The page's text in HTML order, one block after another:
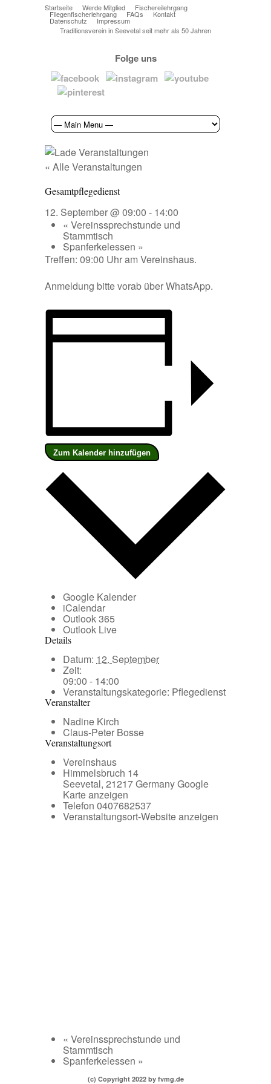
Startseite Werde Mitglied Fischereilehrgang
Fliegenfischerlehrgang FAQs Kontakt
Datenschutz
Impressum
Traditionsverein in Seevetal seit mehr als 50 Jahren
Folge uns
« Alle Veranstaltungen
Gesamtpflegedienst
12. September @ 09:00 - 14:00
« Vereinssprechstunde und
Stammtisch
Spanferkelessen »
Treffen: 09:00 Uhr am Vereinshaus.
Anmeldung bitte vorab über WhatsApp.
Zum Kalender hinzufügen
Google Kalender
iCalendar
Outlook 365
Outlook Live
Details
Datum: 12. September
Zeit:
09:00 - 14:00
Veranstaltungskategorie: Pflegedienst
Veranstalter
Nadine Kirch
Claus-Peter Bosse
Veranstaltungsort
Vereinshaus
Himmelsbruch 14
Seevetal, 21217GermanyGoogle
Karte anzeigen
Telefon 0407682537
Veranstaltungsort-Website anzeigen
« Vereinssprechstunde und
Stammtisch
Spanferkelessen »
(c) Copyright 2022 by fvmg.de